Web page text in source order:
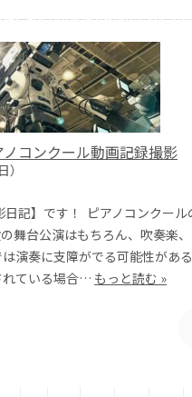
ノコンクール動画記録撮影
日記】です！ ピアノコンクール
舞台公演はもちろん、吹奏楽
演奏に支障がでる可能性があ
れている場合… もっと読む »